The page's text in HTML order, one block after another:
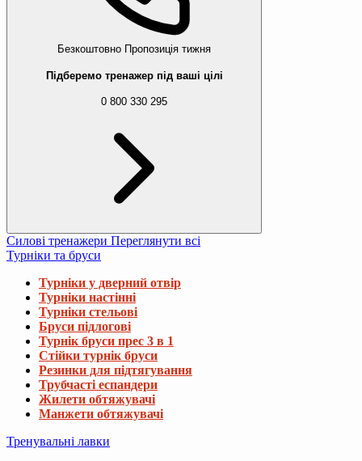
Безкоштовно Пропозиція тижня
Підберемо тренажер під ваші цілі
0 800 330 295
Силові тренажери Переглянути всі
Турніки та бруси
Турніки у дверний отвір
Турніки настінні
Турніки стельові
Бруси підлогові
Турнік бруси прес 3 в 1
Стійки турнік бруси
Резинки для підтягування
Трубчасті еспандери
Жилети обтяжувачі
Манжети обтяжувачі
Тренувальні лавки